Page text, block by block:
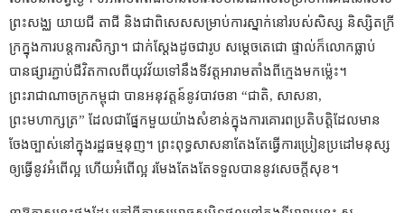
ព្រះសង្ឈ យាយជី តាជី និងជាពិសេសសម្រាប់ការស្នាក់នៅរបស់សិស្ស និស្សិតក្រី
ក្រក្នុងការបន្តការសិក្សា។ ជាក់ស្តែងដូចជារូប សម្តេចតេជោ ផ្ទាល់ក៏លោកធ្លាប់
បានផ្សារភ្ជាប់ជីវិតកាលពីយុវវ័យទៅនឹងទីវត្តអារាមតាំងពីក្មេងមកម្ល៉េះ។
ព្រះរាជាណាចក្រកម្ពុជា បានអនុវត្តន៍នូវបាវចនា “ជាតិ, សាសនា,
ព្រះមហាក្សត្រ” ដែលជាផ្នែកមួយយ៉ាងសំខាន់ក្នុងការគោរពប្រតិបត្តិដែលមាន
ចែងច្បាស់នៅក្នុងរដ្ឋធម្មនុញ។ ព្រះពុទ្ធសាសនាតែងតែធ្វើការប្រៀនប្រដៅមនុស្ស
ឲ្យធ្វើនូវអំពើល្អ ហើយអំពើល្អ រមែងតែងតែទទួលបាននូវសេចក្តីសុខ។